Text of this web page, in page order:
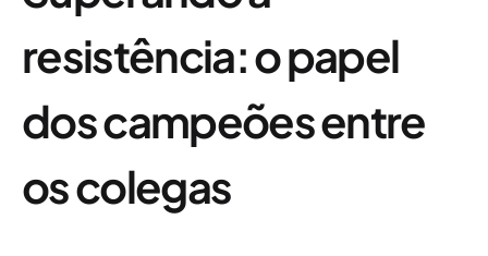
resistência: o papel
dos campeões entre
os colegas